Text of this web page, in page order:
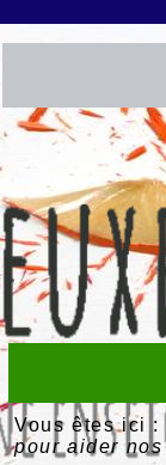
Vous êtes ici
pour aider